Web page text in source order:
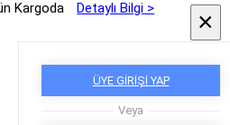
Kargoda Detaylı Bilgi >
ÜYE GİRİŞİ YAP
Veya
×
×